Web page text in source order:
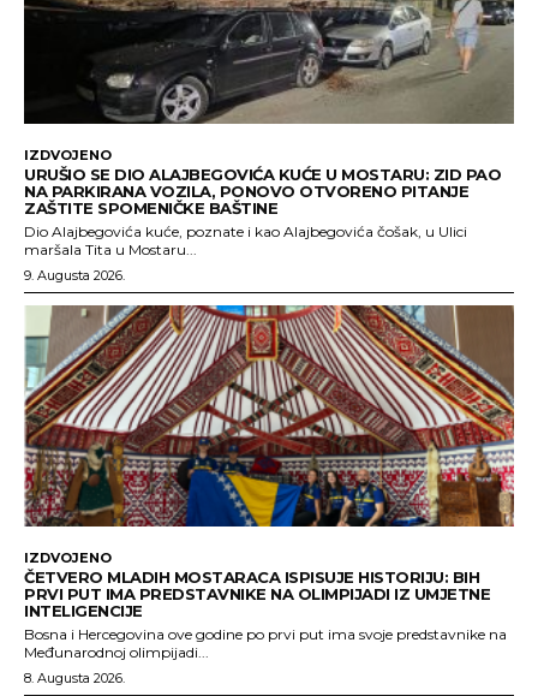
IZDVOJENO
URUŠIO SE DIO ALAJBEGOVIĆA KUĆE U MOSTARU: ZID PAO
NA PARKIRANA VOZILA, PONOVO OTVORENO PITANJE
ZAŠTITE SPOMENIČKE BAŠTINE
Dio Alajbegovića kuće, poznate i kao Alajbegovića čošak, u Ulici
maršala Tita u Mostaru...
9. Augusta 2026.
IZDVOJENO
ČETVERO MLADIH MOSTARACA ISPISUJE HISTORIJU: BIH
PRVI PUT IMA PREDSTAVNIKE NA OLIMPIJADI IZ UMJETNE
INTELIGENCIJE
Bosna i Hercegovina ove godine po prvi put ima svoje predstavnike na
Međunarodnoj olimpijadi...
8. Augusta 2026.